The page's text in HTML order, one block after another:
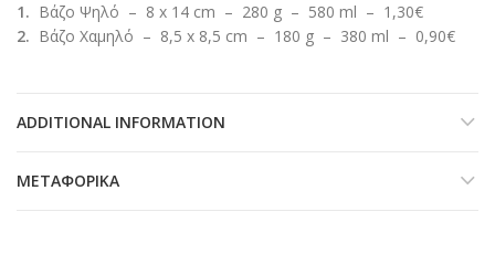
1. Βάζο Ψηλό – 8 x 14 cm – 280 g – 580 ml – 1,30€
2. Βάζο Χαμηλό – 8,5 x 8,5 cm – 180 g – 380 ml – 0,90€
ADDITIONAL INFORMATION
ΜΕΤΑΦΟΡΙΚΆ